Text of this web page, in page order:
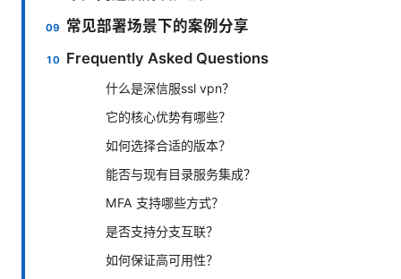
常见部署场景下的案例分享
Frequently Asked Questions
什么是深信服ssl vpn？
它的核心优势有哪些？
如何选择合适的版本？
能否与现有目录服务集成？
MFA 支持哪些方式？
是否支持分支互联？
如何保证高可用性？